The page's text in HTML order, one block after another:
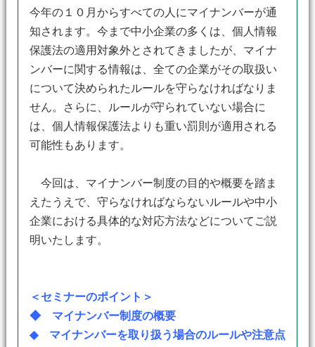
今年の１０月からすべての人にマイナンバーが通
知されます。今まで中小企業の多くは、個人情報
保護法の適用対象外とされてきましたが、マイナ
ンバーに関する情報は、全ての企業がその取扱い
について決められたルールを守らなければなりま
せん。さらに、ルールが守られていない場合に
は、個人情報保護法よりも重い罰則が適用される
可能性もあります。
今回は、マイナンバー制度の目的や概要を踏ま
えたうえで、守らなければならないルールや中小
企業における具体的な対応方法などについてご説
明いたします。
＜セミナーのポイント＞
◆ マイナンバー制度の概要
◆ マイナンバーを取り扱う場合のルールや注意点